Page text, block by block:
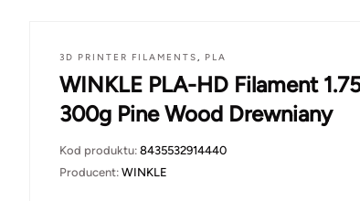
3D PRINTER FILAMENTS, PLA
WINKLE PLA-HD Filament
300g Pine Wood Drewniany
Kod produktu: 8435532914440
Producent: WINKLE